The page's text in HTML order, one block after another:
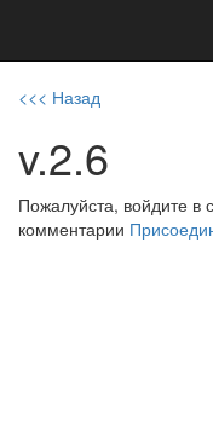
<<< Назад
v.2.6
Пожалуйста, войдите в
комментарии